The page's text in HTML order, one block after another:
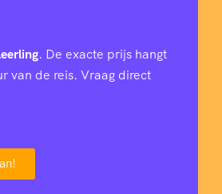
. De exacte prijs hangt
van de reis. Vraag direct